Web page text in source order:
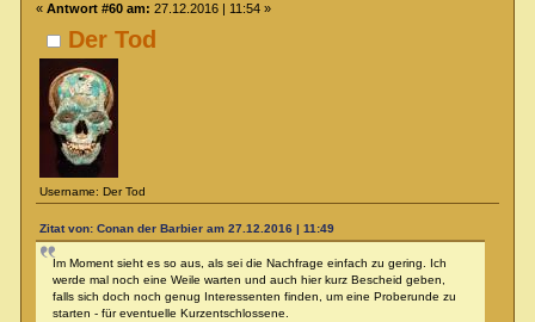
Der Tod
Username: Der Tod
« Antwort #60 am: 27.12.2016 | 11:54 »
Zitat von: Conan der Barbier am 27.12.2016 | 11:49
Im Moment sieht es so aus, als sei die Nachfrage einfach zu gering. Ich
werde mal noch eine Weile warten und auch hier kurz Bescheid geben,
falls sich doch noch genug Interessenten finden, um eine Proberunde zu
starten - für eventuelle Kurzentschlossene.